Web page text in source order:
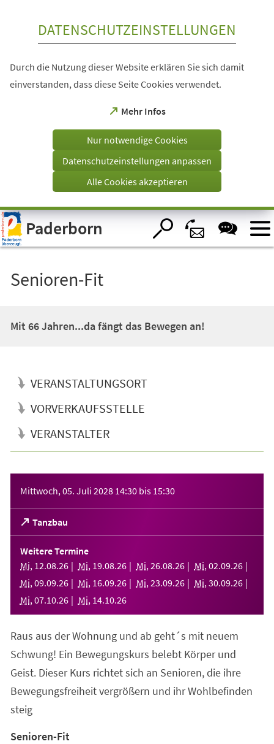
Visuelle
Assistenzsoftware
öffnen.
DATENSCHUTZEINSTELLUNGEN
Durch die Nutzung dieser Website erklären Sie sich damit
einverstanden, dass diese Seite Cookies verwendet.
Mehr Infos
(Öffnet
einem
Tab)
Nur notwendige Cookies
Datenschutzeinstellungen anpassen
Alle Cookies akzeptieren
Paderborn
Senioren-Fit
Mit 66 Jahren...da fängt das Bewegen an!
VERANSTALTUNGSORT
VORVERKAUFSSTELLE
VERANSTALTER
Mittwoch, 05. Juli 2028 14:30 bis 15:30
Tanzbau
(Öffnet
in
einem
neuen
Tab)
Weitere Termine
Mi, 12.08.26 Mi, 19.08.26 Mi, 26.08.26 Mi, 02.09.26
Mi, 09.09.26 Mi, 16.09.26 Mi, 23.09.26 Mi, 30.09.26
Mi, 07.10.26 Mi, 14.10.26
Raus aus der Wohnung und ab geht´s mit neuem
Schwung! Ein Bewegungskurs belebt Körper und
Geist. Dieser Kurs richtet sich an Senioren, die ihre
Bewegungsfreiheit vergrößern und ihr Wohlbefinden
steig
Senioren-Fit